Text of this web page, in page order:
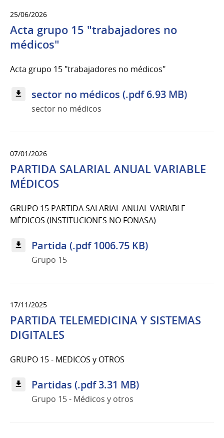
25/06/2026
Acta grupo 15 "trabajadores no
médicos"
Acta grupo 15 "trabajadores no médicos"
sector no médicos (.pdf 6.93 MB)
sector no médicos
07/01/2026
PARTIDA SALARIAL ANUAL VARIABLE
MÉDICOS
GRUPO 15 PARTIDA SALARIAL ANUAL VARIABLE
MÉDICOS (INSTITUCIONES NO FONASA)
Partida (.pdf 1006.75 KB)
Grupo 15
17/11/2025
PARTIDA TELEMEDICINA Y SISTEMAS
DIGITALES
GRUPO 15 - MEDICOS y OTROS
Partidas (.pdf 3.31 MB)
Grupo 15 - Médicos y otros